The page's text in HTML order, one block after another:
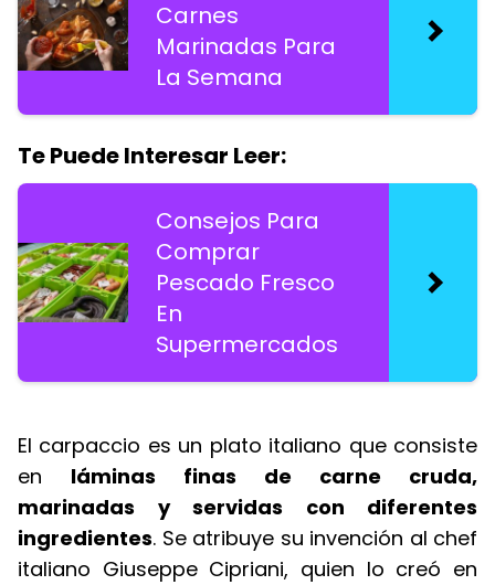
Carnes
Marinadas Para
La Semana
Te Puede Interesar Leer:
Consejos Para
Comprar
Pescado Fresco
En
Supermercados
El carpaccio es un plato italiano que consiste
en láminas finas de carne cruda,
marinadas y servidas con diferentes
ingredientes. Se atribuye su invención al chef
italiano Giuseppe Cipriani, quien lo creó en